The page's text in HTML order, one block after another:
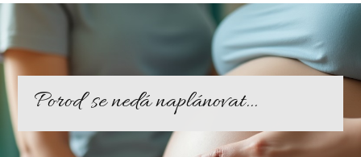
Porod se nedá naplánovat...